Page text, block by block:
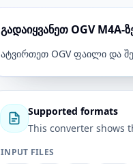
გადაიყვანეთ OGV M4A-
ატვირთეთ OGV ფაილი და
Supported formats
This converter shows
INPUT FILES